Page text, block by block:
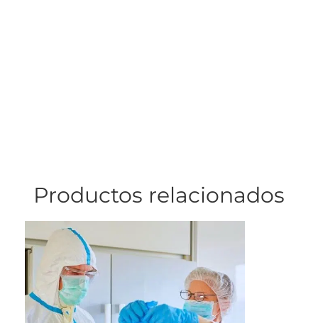
Productos relacionados